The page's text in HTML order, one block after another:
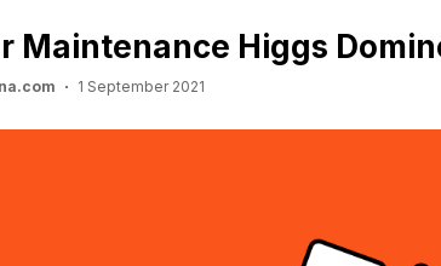
Maintenance Higgs
1 September 2021